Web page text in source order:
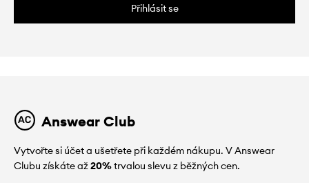
Přihlásit se
Answear Club
Vytvořte si účet a ušetřete při každém nákupu. V Answear
Clubu získáte až20%trvalou slevu z běžných cen.